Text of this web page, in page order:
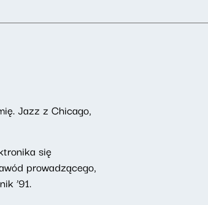
Jazz z Chicago,
się
prowadzącego,
’91.